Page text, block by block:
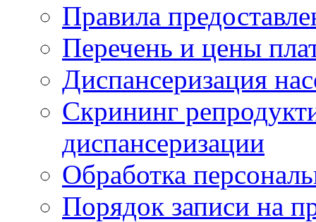
Правила
Перечень и цены
Диспансеризация
Скрининг
диспансеризации
Обработка
Порядок записи на